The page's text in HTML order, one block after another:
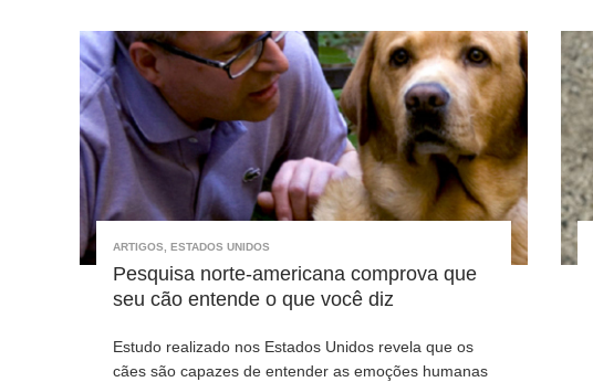
ARTIGOS, ESTADOS UNIDOS
Pesquisa norte-americana comprova que
seu cão entende o que você diz
Estudo realizado nos Estados Unidos revela que os
cães são capazes de entender as emoções humanas